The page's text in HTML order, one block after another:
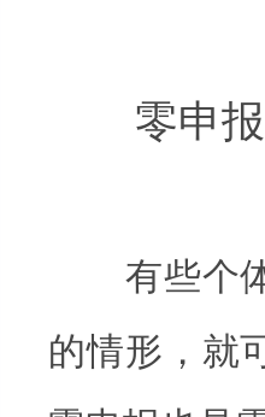
零申报
有些个体
的情形，就